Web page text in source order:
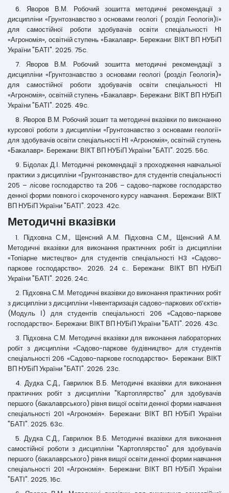
6. Яворов В.М. Робочий зошитта методичні рекомендації з
дисципліни «Грунтознавство з основами геологі ( розділ Геологія)ї»
для самостійної роботи здобувачів освіти спеціальності Н1
«Агрономія», освітній ступень «Бакалавр». Бережани: ВІКТ ВП НУБіП
України "БАТІ". 2025. 75c.
7. Яворов В.М. Робочий зошитта методичні рекомендації з
дисципліни «Грунтознавство з основами геологі (розділ Геологія)»
для самостійної роботи здобувачів освіти спеціальності Н1
«Агрономія», освітній ступень «Бакалавр». Бережани: ВІКТ ВП НУБіП
України "БАТІ". 2025. 49c.
8. Яворов В.М. Робочий зошит та методичні вказівки по виконанню
курсової роботи з дисципліни «Грунтознавство з основами геології»
для здобувачів освіти спеціальності Н1 «Агрономія», освітній ступень
«Бакалавр». Бережани: ВІКТ ВП НУБіП України "БАТІ". 2025. 56c.
9. Бідолах Д.І. Методичні рекомендації з проходження навчальної
практики з дисципліни «Грунтознавство» для студентів спеціальності
205 – лісове господарство та 206 – садово-паркове господарство
денної форми повного і скороченого курсу навчання.. Бережани: ВІКТ
ВП НУБіП України "БАТІ". 2023. 42c.
Методичні вказівки
1. Підховна С.М., Щенсний А.М. Підховна С.М., Щенсний А.М.
Методичні вказівки для виконання практичних робіт із дисципліни
«Топіарне мистецтво» для студентів спеціальності H3 «Садово-
паркове господарство». 2026. 24 с.. Бережани: ВІКТ ВП НУБіП
України "БАТІ". 2026. 24c.
2. Підховна С.М. Методичні вказівки до виконання практичних робіт
з дисципліни з дисципліни «Інвентаризація садово-паркових об’єктів»
(Модуль І) для студентів спеціальності 206 «Садово-паркове
господарство». Бережани: ВІКТ ВП НУБіП України "БАТІ". 2026. 43c.
3. Підховна С.М. Методичні вказівки для виконання лабораторних
робіт з дисципліни «Садово-паркове будівництво» для студентів
спеціальності 206 «Садово-паркове господарство». Бережани: ВІКТ
ВП НУБіП України "БАТІ". 2026. 23c.
4. Дудка С.Д., Гаврилюк В.Б. Методичні вказівки для виконання
практичних робіт з дисципліни "Картоплярство" для здобувачів
першого (бакалаврського) рівня вищої освіти денної форми навчання
спеціальності 201 «Агрономія». Бережани: ВІКТ ВП НУБіП України
"БАТІ". 2025. 63c.
5. Дудка С.Д., Гаврилюк В.Б. Методичні вказівки для виконання
самостійної роботи з дисципліни "Картоплярство" для здобувачів
першого (бакалаврського) рівня вищої освіти денної форми навчання
спеціальності 201 «Агрономія». Бережани: ВІКТ ВП НУБіП України
"БАТІ". 2025. 16c.